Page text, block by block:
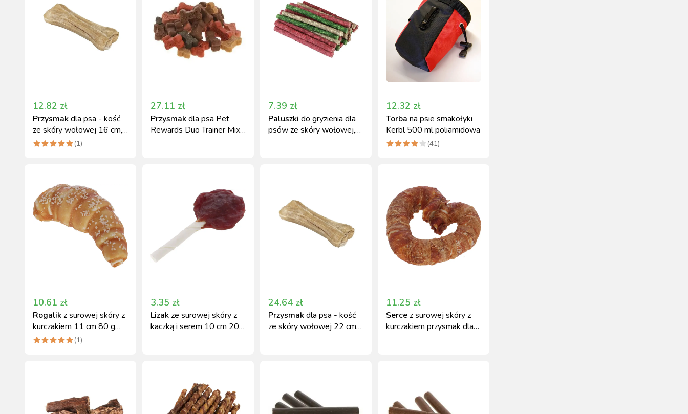
12.82 zł
Przysmakdla psa - kość
ze skóry wołowej 16 cm,
90 g Kerbl (1)
27.11 zł
Przysmakdla psa Pet
Rewards Duo Trainer Mix
7.39 zł
Paluszki do gryzienia dla
psów ze skóry wołowej,
12.32 zł
Torba na psie smakołyki
Kerbl 500 ml poliamidowa
(41)
10.61 zł
Rogalikz surowej skóry z
kurczakiem 11 cm 80 g
Kerbl
(1)
3.35 zł
Lizakze surowej skóry z
kaczką i serem 10 cm 20 g
24.64 zł
Przysmakdla psa - kość
ze skóry wołowej 22 cm
11.25 zł
Sercez surowej skóry z
kurczakiem przysmak dla